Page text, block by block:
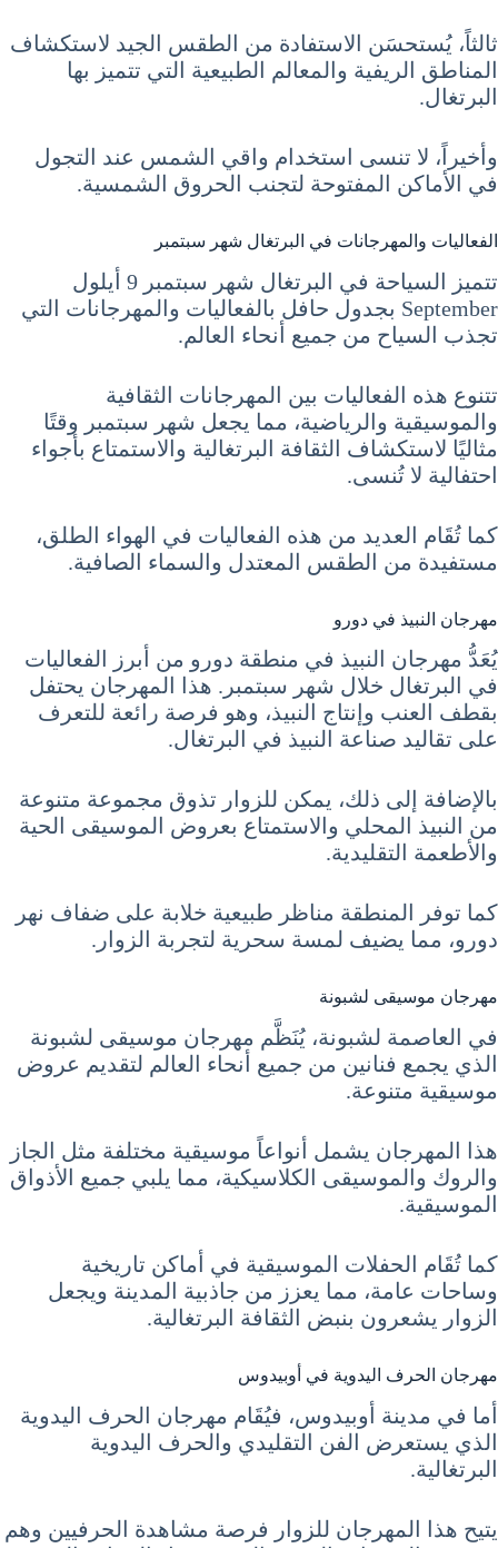
ثالثاً، يُستحسَن الاستفادة من الطقس الجيد لاستكشاف
المناطق الريفية والمعالم الطبيعية التي تتميز بها
البرتغال.
وأخيراً، لا تنسى استخدام واقي الشمس عند التجول
في الأماكن المفتوحة لتجنب الحروق الشمسية.
الفعاليات والمهرجانات في البرتغال شهر سبتمبر
تتميز السياحة في البرتغال شهر سبتمبر 9 أيلول
September بجدول حافل بالفعاليات والمهرجانات التي
تجذب السياح من جميع أنحاء العالم.
تتنوع هذه الفعاليات بين المهرجانات الثقافية
والموسيقية والرياضية، مما يجعل شهر سبتمبر وقتًا
مثاليًا لاستكشاف الثقافة البرتغالية والاستمتاع بأجواء
احتفالية لا تُنسى.
كما تُقَام العديد من هذه الفعاليات في الهواء الطلق،
مستفيدة من الطقس المعتدل والسماء الصافية.
مهرجان النبيذ في دورو
يُعَدُّ مهرجان النبيذ في منطقة دورو من أبرز الفعاليات
في البرتغال خلال شهر سبتمبر. هذا المهرجان يحتفل
بقطف العنب وإنتاج النبيذ، وهو فرصة رائعة للتعرف
على تقاليد صناعة النبيذ في البرتغال.
بالإضافة إلى ذلك، يمكن للزوار تذوق مجموعة متنوعة
من النبيذ المحلي والاستمتاع بعروض الموسيقى الحية
والأطعمة التقليدية.
كما توفر المنطقة مناظر طبيعية خلابة على ضفاف نهر
دورو، مما يضيف لمسة سحرية لتجربة الزوار.
مهرجان موسيقى لشبونة
في العاصمة لشبونة، يُنَظَّم مهرجان موسيقى لشبونة
الذي يجمع فنانين من جميع أنحاء العالم لتقديم عروض
موسيقية متنوعة.
هذا المهرجان يشمل أنواعاً موسيقية مختلفة مثل الجاز
والروك والموسيقى الكلاسيكية، مما يلبي جميع الأذواق
الموسيقية.
كما تُقَام الحفلات الموسيقية في أماكن تاريخية
وساحات عامة، مما يعزز من جاذبية المدينة ويجعل
الزوار يشعرون بنبض الثقافة البرتغالية.
مهرجان الحرف اليدوية في أوبيدوس
أما في مدينة أوبيدوس، فيُقَام مهرجان الحرف اليدوية
الذي يستعرض الفن التقليدي والحرف اليدوية
البرتغالية.
يتيح هذا المهرجان للزوار فرصة مشاهدة الحرفيين وهم